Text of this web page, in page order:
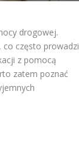
drogowej.
co często prowadzi
z pomocą
zatem poznać